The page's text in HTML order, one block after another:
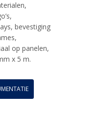
bevestiging
op panelen,
x 5 m.